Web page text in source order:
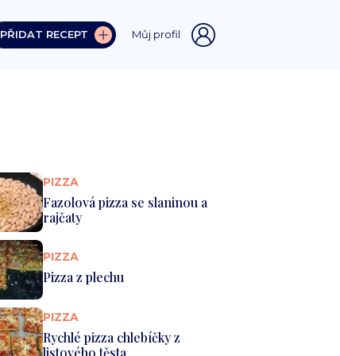
PŘIDAT RECEPT Můj profil
PIZZA
Fazolová pizza se slaninou a
rajčaty
PIZZA
Pizza z plechu
PIZZA
Rychlé pizza chlebíčky z
listového těsta